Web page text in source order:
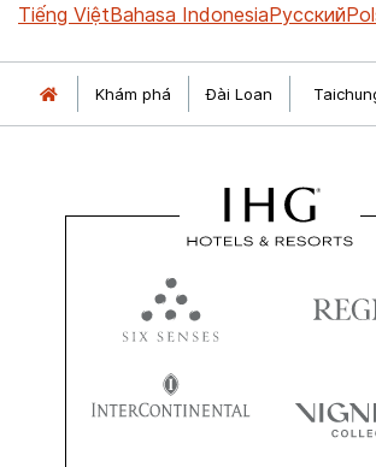
Tiếng ViệtBahasa IndonesiaРусский
Khám phá Đài Loan